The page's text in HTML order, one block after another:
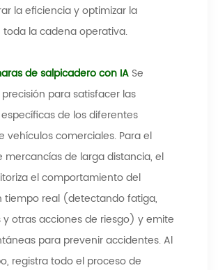
la eficiencia y optimizar la
la cadena operativa.
de salpicadero con IA Se
para satisfacer las
de los diferentes
vehículos comerciales. Para el
mercancías de larga distancia, el
el comportamiento del
tiempo real (detectando fatiga,
y otras acciones de riesgo) y emite
para prevenir accidentes. Al
registra todo el proceso de